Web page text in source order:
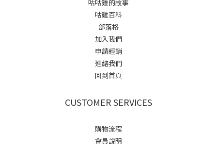
咕咕雞的故事
咕雞百科
部落格
加入我們
申請經銷
連絡我們
回到首頁
CUSTOMER SERVICES
購物流程
會員說明